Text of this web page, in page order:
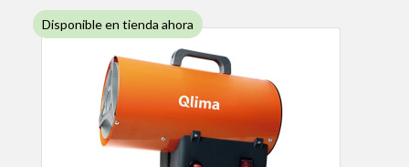
Disponible en tienda ahora